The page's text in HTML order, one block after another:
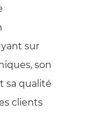
sur
son
sa qualité
clients